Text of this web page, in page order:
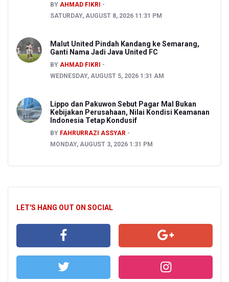
BY AHMAD FIKRI
SATURDAY, AUGUST 8, 2026 11:31 PM
Malut United Pindah Kandang ke Semarang,
Ganti Nama Jadi Java United FC
BY AHMAD FIKRI
WEDNESDAY, AUGUST 5, 2026 1:31 AM
Lippo dan Pakuwon Sebut Pagar Mal Bukan
Kebijakan Perusahaan, Nilai Kondisi Keamanan
Indonesia Tetap Kondusif
BY FAHRURRAZI ASSYAR
MONDAY, AUGUST 3, 2026 1:31 PM
LET'S HANG OUT ON SOCIAL